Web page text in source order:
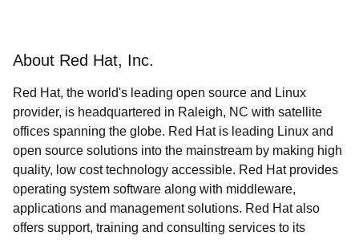
About Red Hat, Inc.
Red Hat, the world's leading open source and Linux
provider, is headquartered in Raleigh, NC with satellite
offices spanning the globe. Red Hat is leading Linux and
open source solutions into the mainstream by making high
quality, low cost technology accessible. Red Hat provides
operating system software along with middleware,
applications and management solutions. Red Hat also
offers support, training and consulting services to its